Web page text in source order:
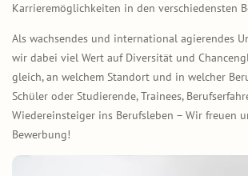
Karrieremöglichkeiten in den verschiedensten
Als wachsendes und international agierendes
wir dabei viel Wert auf Diversität und
gleich, an welchem Standort und in welcher
Schüler oder Studierende, Trainees,
Wiedereinsteiger ins Berufsleben – Wir freuen
Bewerbung!